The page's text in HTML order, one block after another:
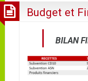
Budget et
BILAN